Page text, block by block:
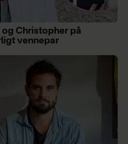
og Christopher på
vennepar